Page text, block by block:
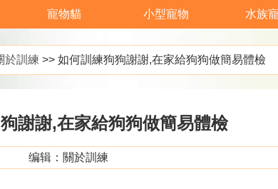
寵物貓 小型寵物 水族
於訓練 >> 如何訓練狗狗謝謝,在家給狗狗做簡易體檢
謝謝,在家給狗狗做簡易體檢
编辑：關於訓練